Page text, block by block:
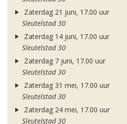
Zaterdag 21 juni, 17.00 uur
Sleutelstad 30
Zaterdag 14 juni, 17.00 uur
Sleutelstad 30
Zaterdag 7 juni, 17.00 uur
Sleutelstad 30
Zaterdag 31 mei, 17.00 uur
Sleutelstad 30
Zaterdag 24 mei, 17.00 uur
Sleutelstad 30